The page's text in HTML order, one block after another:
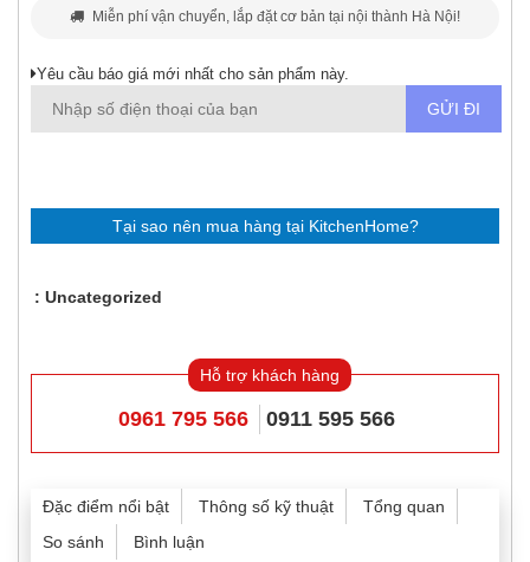
Miễn phí vận chuyển, lắp đặt cơ bản tại nội thành Hà Nội!
Yêu cầu báo giá mới nhất cho sản phẩm này.
Tại sao nên mua hàng tại KitchenHome?
Uncategorized
Hỗ trợ khách hàng
0961 795 566 0911 595 566
Đặc điểm nổi bật Thông số kỹ thuật
Tổng quan
So sánh
Bình luận